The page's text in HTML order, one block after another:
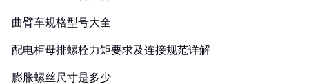
曲臂车规格型号大全
配电柜母排螺栓力矩要求及连接规范详解
膨胀螺丝尺寸是多少